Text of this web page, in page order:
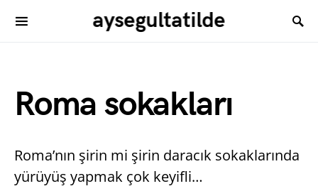
aysegultatilde
Roma sokakları
Roma’nın şirin mi şirin daracık sokaklarında
yürüyüş yapmak çok keyifli…